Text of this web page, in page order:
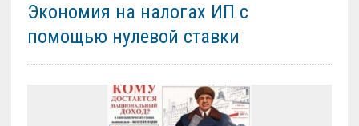
Экономия на налогах ИП с
помощью нулевой ставки